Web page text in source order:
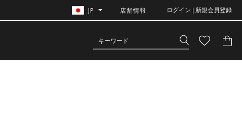
JP 店舗情報 ログイン | 新規会員登録